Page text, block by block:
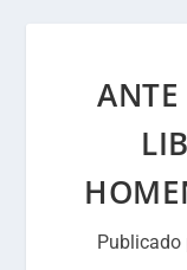
Publicado